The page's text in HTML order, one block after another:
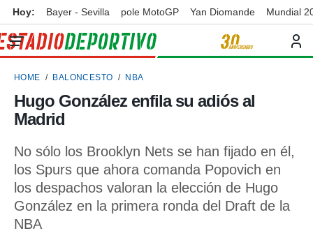
de
por
para
la
calidad.
a este
las
y
forma
Hoy: Bayer - Sevilla pole MotoGP Yan Diomande Mundial
HOME BALONCESTO NBA
Hugo González enfila su adiós al
Madrid
No sólo los Brooklyn Nets se han fijado en él,
los Spurs que ahora comanda Popovich en
los despachos valoran la elección de Hugo
González en la primera ronda del Draft de la
NBA